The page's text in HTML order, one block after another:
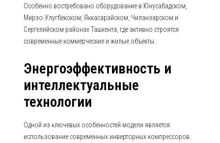
Особенно востребовано оборудование в Юнусабадском,
Мирзо-Улугбекском, Яккасарайском, Чиланзарском и
Сергелийском районах Ташкента, где активно строятся
современные коммерческие и жилые объекты.
Энергоэффективность и
интеллектуальные
технологии
Одной из ключевых особенностей модели является
использование современных инверторных компрессоров.